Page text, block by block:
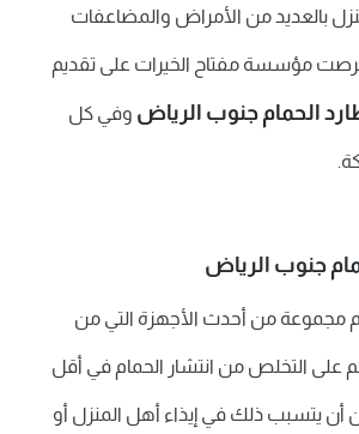
بالعديد من الأمراض والمضاعفات
حرصت مؤسسة مفتاح الخيرات على تقديم
الحمام جنوب الرياض وفي كل
جنوب الرياض
مجموعة من أحدث الأجهزة التي من
على التخلص من انتشار الحمام في أقل
يتسبب ذلك في إيذاء أهل المنزل أو